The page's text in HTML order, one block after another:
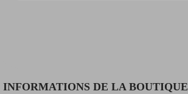
INFORMATIONS DE LA BOUTIQUE